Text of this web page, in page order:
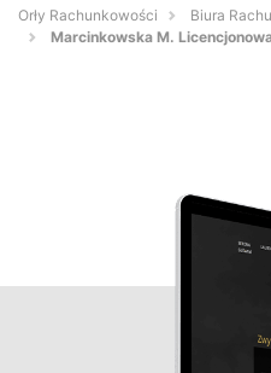
Orły Rachunkowości
Biura
Marcinkowska M.